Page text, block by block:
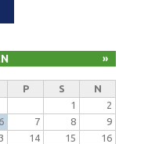
»
P S
N
1
2
6 7 8
9
14 15
16